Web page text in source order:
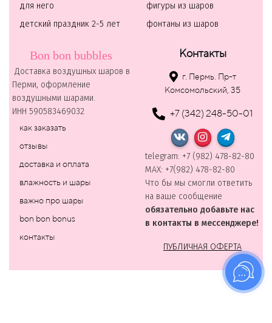
для него
детский праздник 2-5 лет
фигуры из шаров
фонтаны из шаров
Bon bon bubbles
Доставка воздушных шаров в
Перми, оформление
воздушными шарами.
ИНН 590583469032
как заказать
отзывы
доставка и оплата
влажность и шары
важно про шары
bon bon bonus
контакты
Контакты
г. Пермь. Пр-т
Комсомольский, 35
+7 (342) 248-50-01
telegram: +7 (982) 478-82-80
MAХ: +7(982) 478-82-80
Что бы мы смогли ответить
на ваше сообщение
обязательно добавьте нас
в контакты в мессенджере!
ПУБЛИЧНАЯ ОФЕРТА